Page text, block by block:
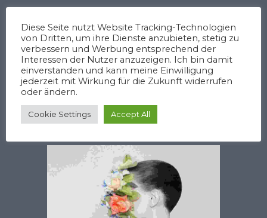
PREV ENTRY
NEXT ENTRY
Related Projects
Diese Seite nutzt Website Tracking-Technologien
von Dritten, um ihre Dienste anzubieten, stetig zu
verbessern und Werbung entsprechend der
Interessen der Nutzer anzuzeigen. Ich bin damit
einverstanden und kann meine Einwilligung
jederzeit mit Wirkung für die Zukunft widerrufen
oder ändern.
Cookie Settings Accept All